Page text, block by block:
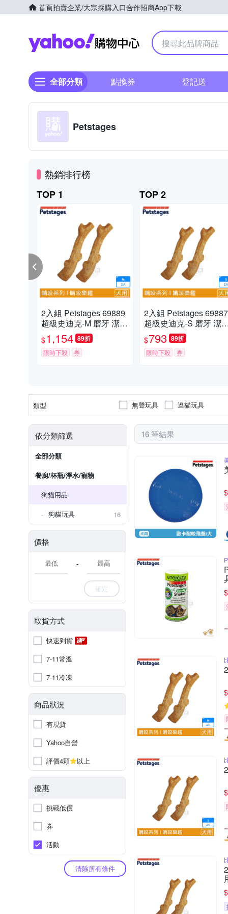
首頁拍賣企業/大宗採購入口合作招商App下載
Yahoo購物中心
全部分類 點換券 登記送
Petstages
熱銷排行榜
TOP 1
2入組 Petstages 69889
超級史迪克-M 磨牙 潔齒
天然木頭香 狗狗潔牙玩
具 狗玩具 全犬適用
$1,154 89折
限時下殺 券
TOP 2
2入組 Petstages 69887
超級史迪克-S 磨牙 潔齒
天然木頭香 狗狗潔牙玩
具 狗玩具 全犬適用
$793 89折
限時下殺 券
類型 無聲玩具 逗貓玩具
依分類篩選
全部分類
餐廚/杯瓶/淨水/寵物
狗貓用品
狗貓玩具
16
價格
-
確定
取貨方式
快速到貨
7-11常溫
7-11冷凍
商品狀況
有現貨
Yahoo自營
評價4顆
以上
優惠
挑戰低價
券
活動
清除所有條件
16 筆結果
$
$
$
$
$